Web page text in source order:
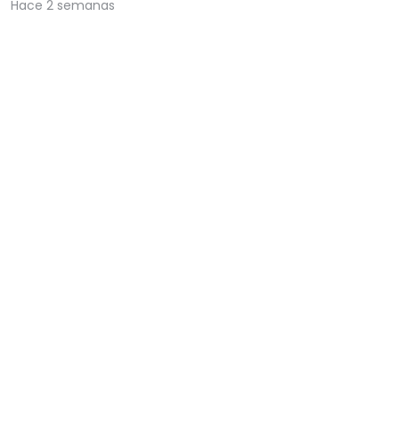
Hace 2 semanas